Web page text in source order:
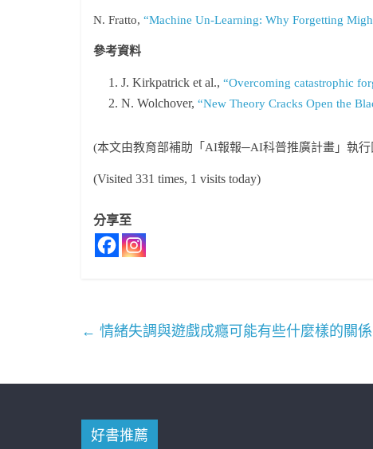
N. Fratto, “Machine Un-Learning: Why Forgetting
參考資料
J. Kirkpatrick et al., “Overcoming catastrophic
N. Wolchover, “New Theory Cracks Open the
(本文由教育部補助「AI報報─AI科普推廣計畫」執行
(Visited 331 times, 1 visits today)
分享至
← 情緒失調與遊戲成癮可能有些什麼樣的關係
好書推薦